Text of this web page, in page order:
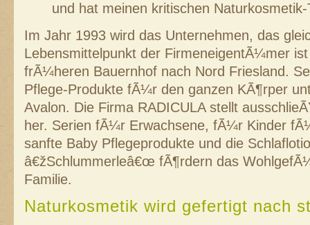
und hat meinen kritischen
Im Jahr 1993 wird das Unternehmen, das
Lebensmittelpunkt der FirmeneigentÃ¼mer
frÃ¼heren Bauernhof nach Nord Friesland.
Pflege-Produkte fÃ¼r den ganzen KÃ¶rper
Avalon. Die Firma RADICULA stellt
her. Serien fÃ¼r Erwachsene, fÃ¼r Kinder
sanfte Baby Pflegeprodukte und die
â€žSchlummerleâ€œ fÃ¶rdern das
Familie.
Naturkosmetik wird gefertigt nach